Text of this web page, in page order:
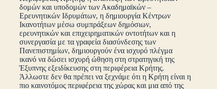
δομών και υποδομών των Ακαδημαϊκών –
Ερευνητικών Ιδρυμάτων, η δημιουργία Κέντρων
Ικανοτήτων μέσω συμπράξεων δημόσιων,
ερευνητικών και επιχειρηματικών οντοτήτων και η
συνεργασία με τα γραφεία διασύνδεσης των
Πανεπιστημίων, δημιουργούν ένα ισχυρό πλέγμα
ικανό να δώσει ισχυρή ώθηση στη στρατηγική της
Έξυπνης εξειδίκευσης στη περιφέρεια Κρήτης.
Άλλωστε δεν θα πρέπει να ξεχνάμε ότι η Κρήτη είναι η
πιο καινοτόμος περιφέρεια της χώρας και μια από της